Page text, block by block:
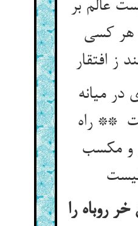
عالم بر
هر کسی
در میانه
** راه
و مکسب
روباه را